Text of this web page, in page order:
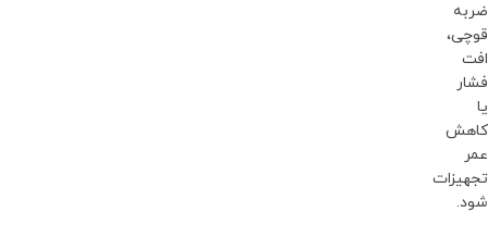
ضربه
قوچی،
افت
فشار
یا
کاهش
عمر
تجهیزات
شود.